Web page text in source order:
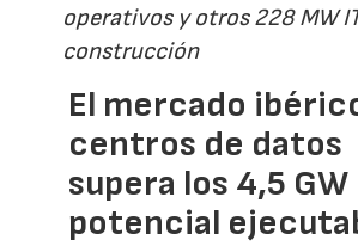
operativos y otros 228 MW
construcción
El mercado
centros de datos
supera los 4,5 GW
potencial